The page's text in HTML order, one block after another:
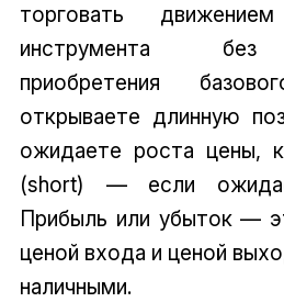
торговать
инструмента без
приобретения
открываете длинную
ожидаете роста цены,
(short) — если
Прибыль или убыток —
ценой входа и ценой
наличными.